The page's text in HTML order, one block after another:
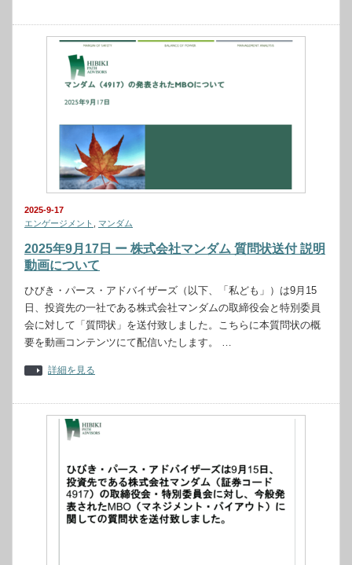
2025-9-17
エンゲージメント
マンダム
2025年9月17日 ー 株式会社マンダム 質問状送付 説明
動画について
ひびき・パース・アドバイザーズ（以下、「私ども」）は9月15
日、投資先の一社である株式会社マンダムの取締役会と特別委員
会に対して「質問状」を送付致しました。こちらに本質問状の概
要を動画コンテンツにて配信いたします。 …
詳細を見る